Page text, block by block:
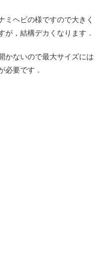
ミヘビの様ですので大きく
が，結構デカくなります．
かないので最大サイズには
必要です．